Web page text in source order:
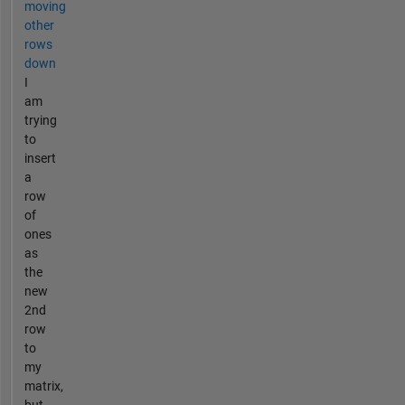
moving
other
rows
down
I
am
trying
to
insert
a
row
of
ones
as
the
new
2nd
row
to
my
matrix,